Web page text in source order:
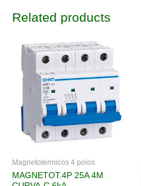
Related products
Magnetotermicos 4 polos
MAGNETOT.4P 25A 4M